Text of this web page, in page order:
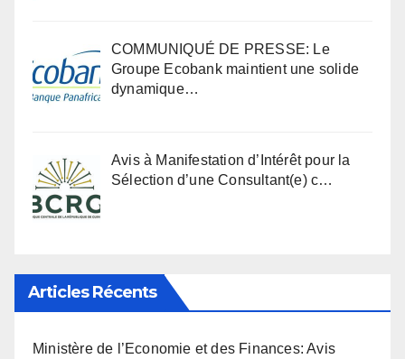
COMMUNIQUÉ DE PRESSE: Le
Groupe Ecobank maintient une solide
dynamique…
Avis à Manifestation d’Intérêt pour la
Sélection d’une Consultant(e) c…
Articles Récents
Ministère de l’Economie et des Finances: Avis